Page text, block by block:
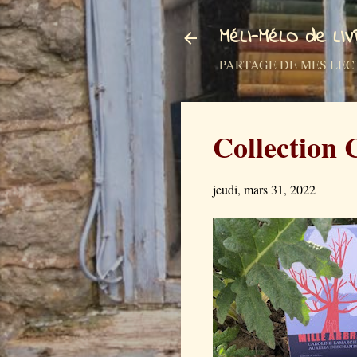
MéLI-MéLO de
PARTAGE DE MES
Collection
jeudi, mars 31, 2022